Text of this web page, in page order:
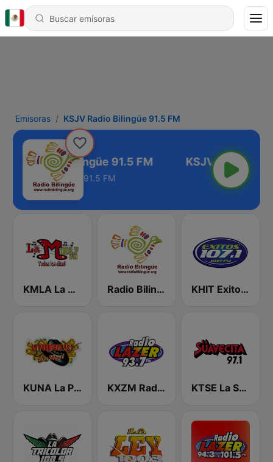
Emisoras KSJV Radio Bilingüe 91.5 FM
KSJV Radio Bilingüe 91.5 FM
91.5 FM
KMLA La M 103.7 FM Radio Bilingüe KTQX KHIT Exitos 107.1 FM
KUNA La Poderosa 96.7 FM KXZM Radio Lazer 93.7 FM KTSE La Suavecita 97.1 FM